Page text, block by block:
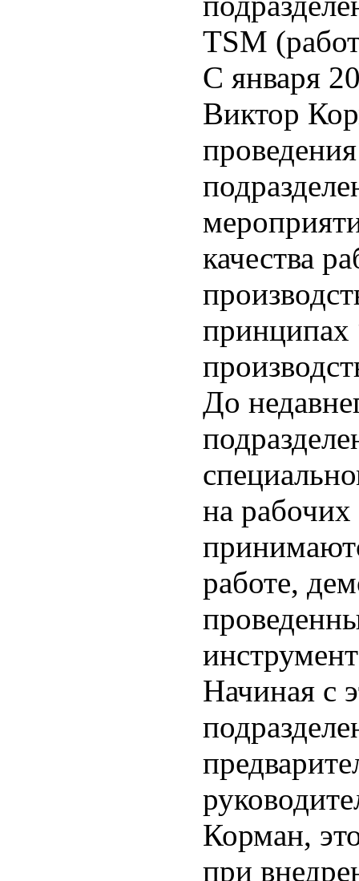
TSM
С января
Виктор
качества
принципах
До
на рабочих
работе,
Начиная с
Корман,
при